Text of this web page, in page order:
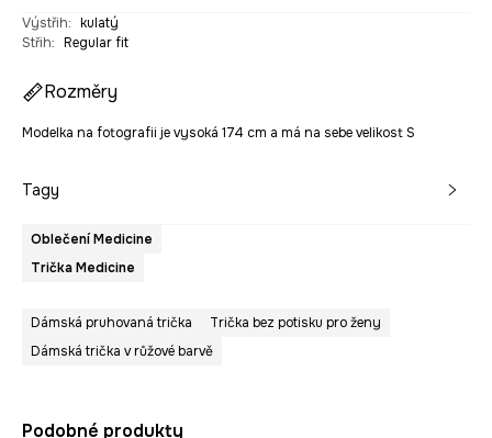
Výstřih: kulatý
Střih: Regular fit
Rozměry
Modelka na fotografii je vysoká 174 cm a má na sebe velikost S
Tagy
Oblečení Medicine
Trička Medicine
Dámská pruhovaná trička
Trička bez potisku pro ženy
Dámská trička v růžové barvě
Podobné produkty